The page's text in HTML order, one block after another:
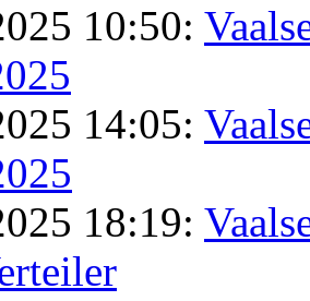
10:50:
14:05:
18:19: